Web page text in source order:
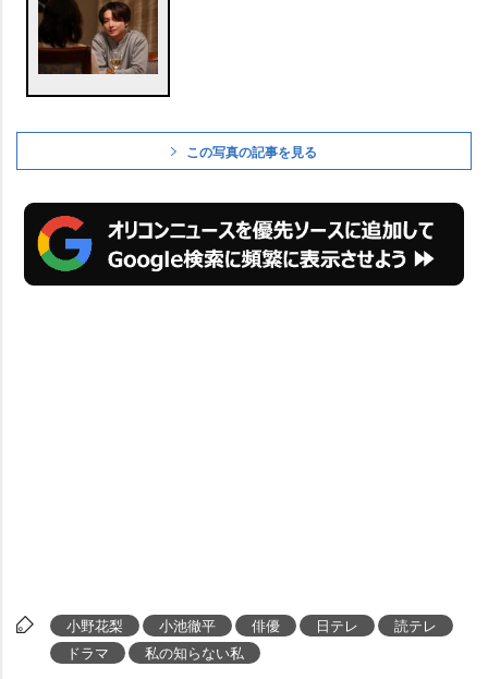
この写真の記事を見る
小野花梨 小池徹平 俳優 日テレ
読テレ
ドラマ
私の知らない私